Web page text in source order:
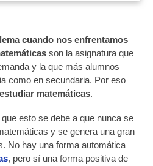
cuando nos enfrentamos
son la asignatura que
y la que más alumnos
como en secundaria. Por eso
estudiar matemáticas.
esto se debe a que nunca se
y se genera una gran
No hay una forma automática
, pero sí una forma positiva de